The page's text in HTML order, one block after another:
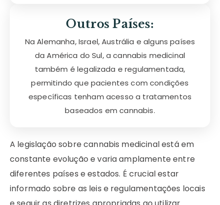
Outros Países:
Na Alemanha, Israel, Austrália e alguns países
da América do Sul, a cannabis medicinal
também é legalizada e regulamentada,
permitindo que pacientes com condições
específicas tenham acesso a tratamentos
baseados em cannabis.
A legislação sobre cannabis medicinal está em
constante evolução e varia amplamente entre
diferentes países e estados. É crucial estar
informado sobre as leis e regulamentações locais